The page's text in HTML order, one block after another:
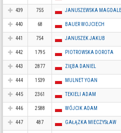
439 755 JANUSZEWSKA
440 68 BAUER WOJCIECH
441 754 JANUSZEK JAKUB
442 1795 PIOTROWSKA DOROTA
443 2877 ZIĘBA DANIEL
444 1539 MULNET YOAN
445 2361 TEKIELI ADAM
446 2588 WÓJCIK ADAM
447 487 GAŁĄZKA MIECZYSŁAW